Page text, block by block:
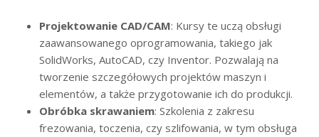
Projektowanie CAD/CAM: Kursy te uczą obsługi
zaawansowanego oprogramowania, takiego jak
SolidWorks, AutoCAD, czy Inventor. Pozwalają na
tworzenie szczegółowych projektów maszyn i
elementów, a także przygotowanie ich do produkcji.
Obróbka skrawaniem: Szkolenia z zakresu
frezowania, toczenia, czy szlifowania, w tym obsługa